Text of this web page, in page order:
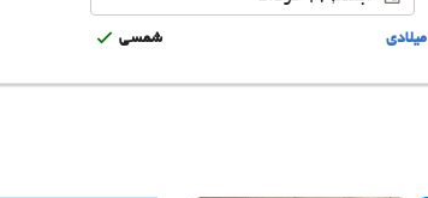
ميلادى شمسى